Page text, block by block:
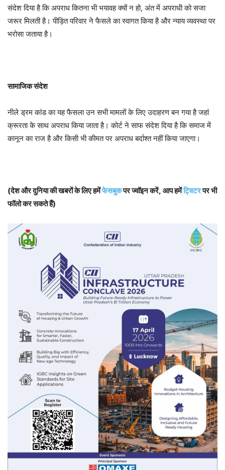
संदेश दिया है कि अपराध कितना भी भयावह क्यों न हो, अंत में अपराधी को सजा
जरूर मिलती है। पीड़ित परिवार ने फैसले का स्वागत किया है और न्याय व्यवस्था पर
भरोसा जताया है।
सामाजिक संदेश
नीले ड्रम कांड का यह फैसला उन सभी मामलों के लिए उदाहरण बन गया है जहां
क्रूरता के साथ अपराध किया जाता है। कोर्ट ने साफ संदेश दिया है कि समाज में
कानून का राज है और किसी भी कीमत पर अपराध बर्दाश्त नहीं किया जाएगा।
(देश और दुनिया की खबरों के लिए हमेंफेसबुकपर ज्वॉइन करें, आप हमेंट्विटरपर भी
फॉलो कर सकते हैं)